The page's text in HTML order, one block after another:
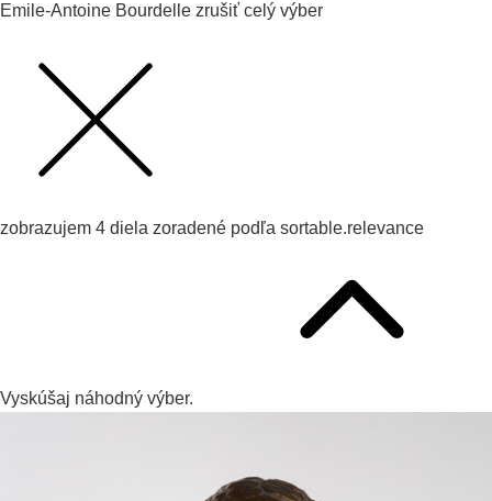
Emile-Antoine Bourdelle zrušiť celý výber
zobrazujem 4 diela zoradené podľa sortable.relevance
Vyskúšaj náhodný výber.